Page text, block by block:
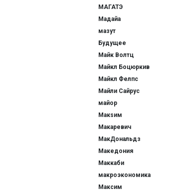
МАГАТЭ
Мадайа
мазут
Будущее
Майк Волтц
Майкл Боцюркив
Майкл Фелпс
Майли Сайрус
майор
Макsим
Макаревич
МакДональдз
Македония
Маккаби
макроэкономика
Максим